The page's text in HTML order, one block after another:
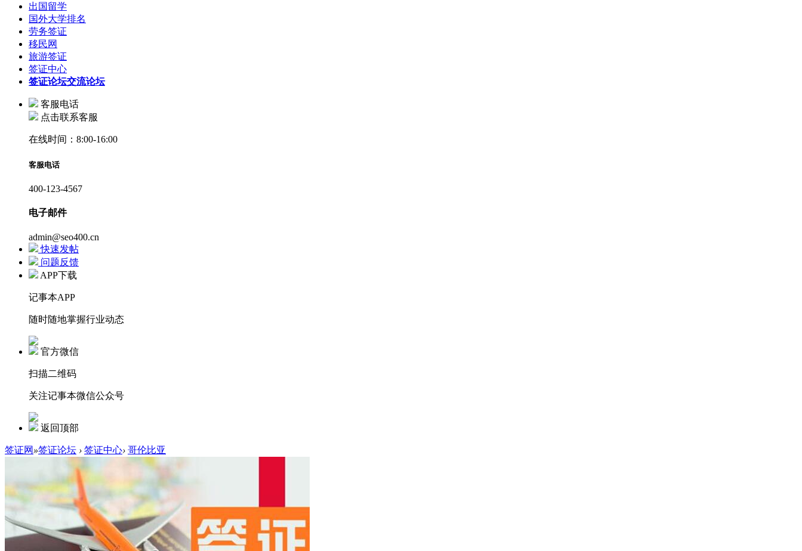
出国留学
国外大学排名
劳务签证
移民网
旅游签证
签证中心
签证论坛交流论坛
客服电话
点击联系客服
在线时间：8:00-16:00
客服电话
400-123-4567
电子邮件
admin@seo400.cn
快速发帖
问题反馈
APP下载
记事本APP
随时随地掌握行业动态
官方微信
扫描二维码
关注记事本微信公众号
返回顶部
签证网 »签证论坛 › 签证中心› 哥伦比亚